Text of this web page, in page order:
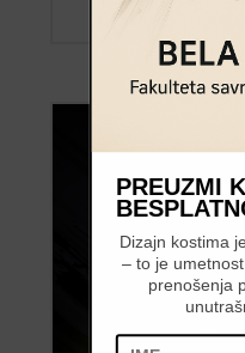
PREUZMI
Dizajn kostima
– to je
prenošenja